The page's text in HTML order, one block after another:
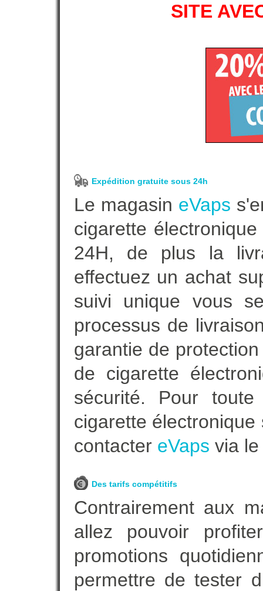
SITE
Expédition gratuite sous 24h
Le magasin eVaps
cigarette
24H, de plus la
effectuez un achat
suivi unique vous
processus de
garantie de
de cigarette
sécurité. Pour
cigarette
contacter eVaps via
Des tarifs compétitifs
Contrairement aux
allez pouvoir
promotions
permettre de tester